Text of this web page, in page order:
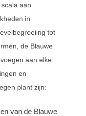
aan
in
tot
de Blauwe
aan elke
en
plant zijn:
van de Blauwe